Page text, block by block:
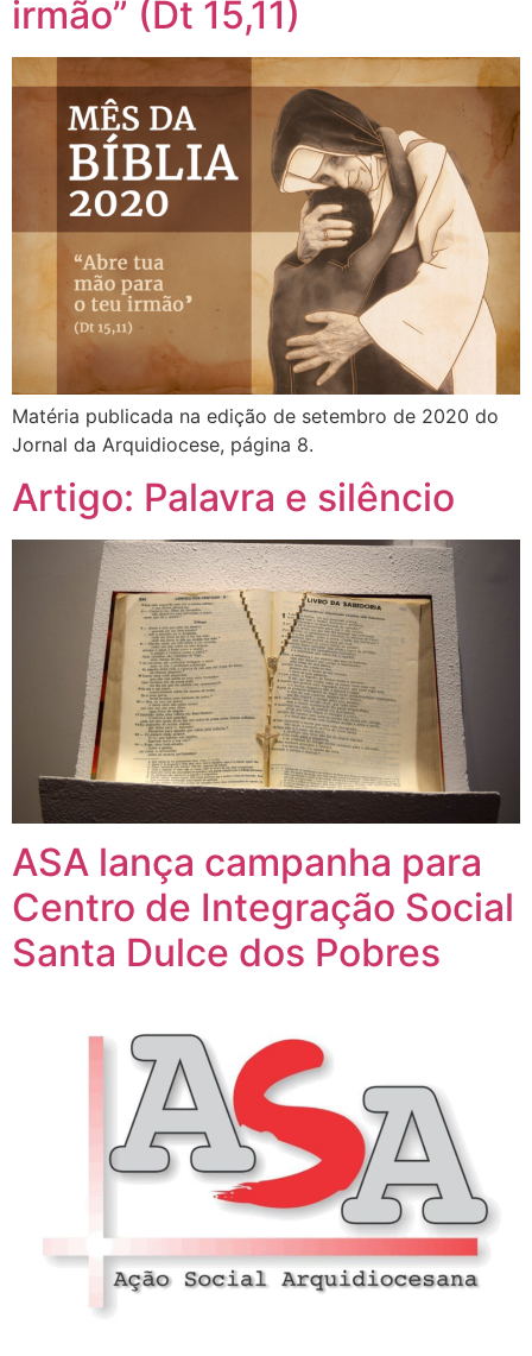
irmão” (Dt 15,11)
Matéria publicada na edição de setembro de 2020 do
Jornal da Arquidiocese, página 8.
Artigo: Palavra e silêncio
ASA lança campanha para
Centro de Integração Social
Santa Dulce dos Pobres